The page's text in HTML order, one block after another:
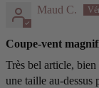
Maud C.
Coupe-vent
Très bel article,
une taille au-dessus